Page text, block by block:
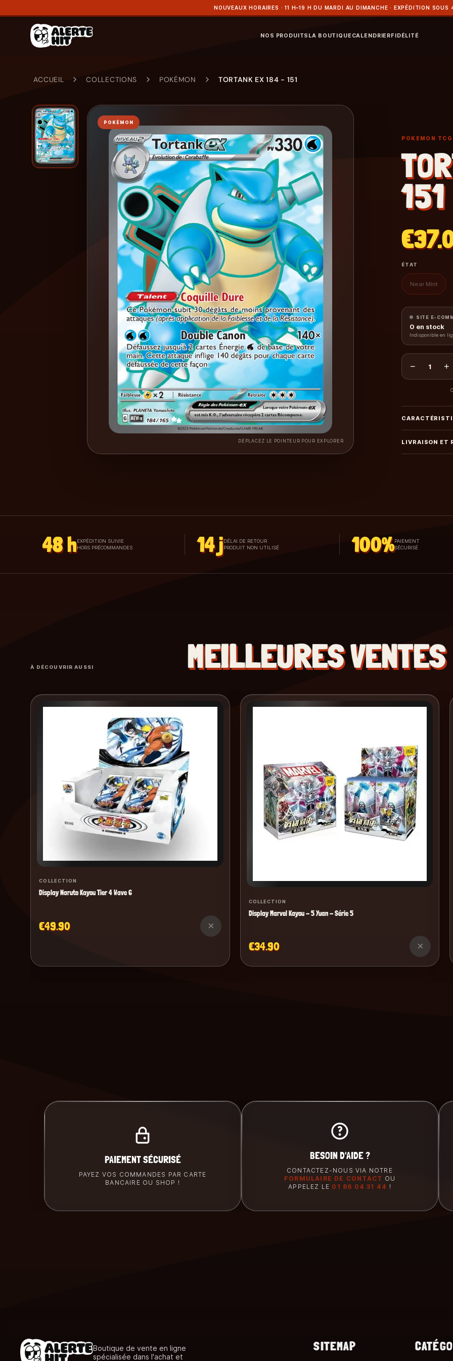
NOUVEAUX HORAIRES · 11 H–19 H DU MARDI AU DIMANCHE · EXPÉDITION SOUS
NOS PRODUITS LA BOUTIQUECALENDRIERFIDÉLITÉ
ACCUEIL COLLECTIONS POKÉMON TORTANK EX 184 - 151
POKÉMON
DÉPLACEZ LE POINTEUR POUR EXPLORER
POKEMON TCG
151
ÉTAT
Near Mint
SITE E-
0 en stock
Indisponible en
− 1 +
LIVRAISON ET
48 hEXPÉDITION SUIVIE
HORS PRÉCOMMANDES
14 jDÉLAI DE RETOUR
PRODUIT NON UTILISÉ
100%PAIEMENT
SÉCURISÉ
À DÉCOUVRIR AUSSI MEILLEURES VENTES
COLLECTION
Display Naruto Kayou Tier 4 Wave 6
€49.90 ×
COLLECTION
Display Marvel Kayou - 5 Yuan - Série 5
€34.90 ×
PAIEMENT SÉCURISÉ
PAYEZ VOS COMMANDES PAR CARTE
BANCAIRE OU SHOP !
BESOIN D'AIDE ?
CONTACTEZ-NOUS VIA NOTRE
FORMULAIRE DE CONTACT OU
APPELEZ LE 01 86 04 31 44 !
Boutique de vente en ligne
spécialisée dans l'achat et
SITEMAP